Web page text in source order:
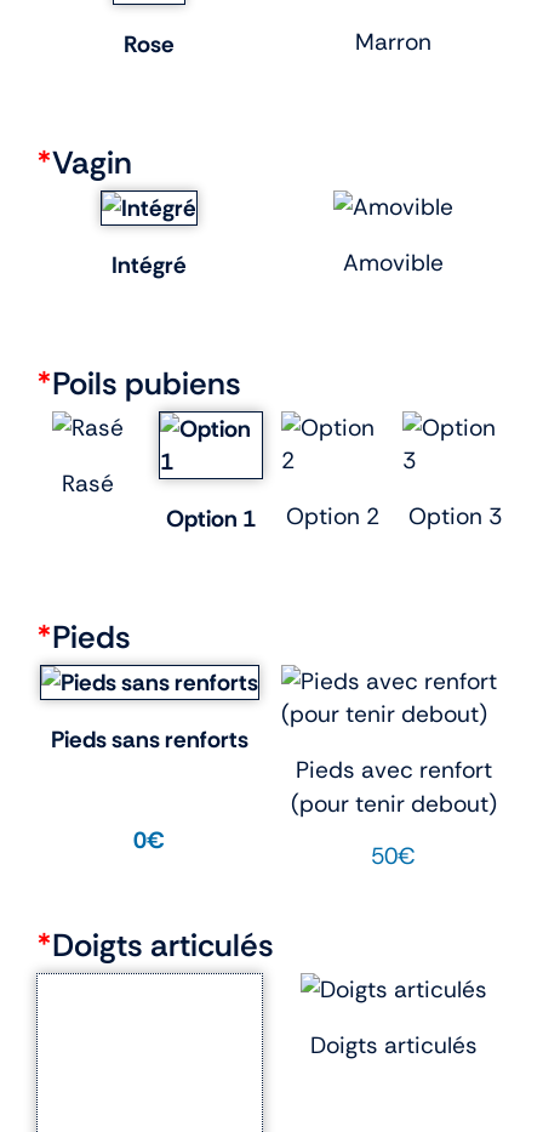
Rose Marron
*Vagin
Intégré Amovible
*Poils pubiens
Rasé
Option 1
Option 2 Option 3
*Pieds
Pieds sans renforts
0€
Pieds avec renfort
(pour tenir debout)
50€
*Doigts articulés
Doigts articulés